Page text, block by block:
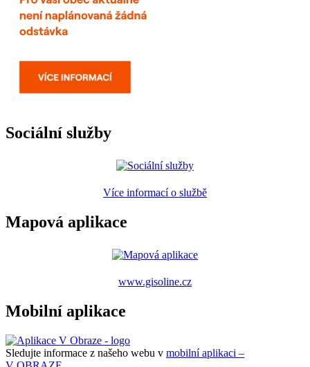
Sociální služby
Více informací o službě
Mapová aplikace
www.gisoline.cz
Mobilní aplikace
Sledujte informace z našeho webu v mobilní aplikaci –